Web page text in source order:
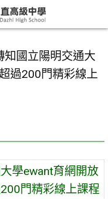
知國立陽明交通大
過200門精彩線上
學ewant育網開放
門精彩線上課程